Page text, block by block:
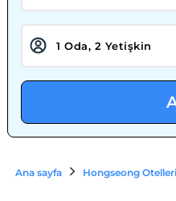
Ana sayfa Hongseong Otelleri